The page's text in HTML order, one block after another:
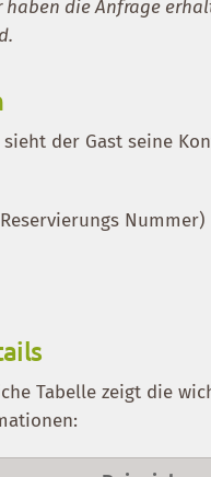
haben die Anfrage
der Gast seine
Nummer)
Tabelle zeigt die